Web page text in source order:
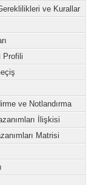
ve Kurallar
Profili
ve Notlandırma
İlişkisi
Matrisi